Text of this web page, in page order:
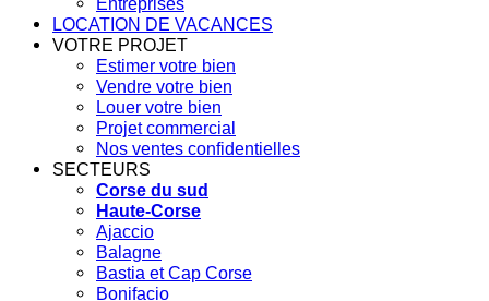
Entreprises
LOCATION DE VACANCES
VOTRE PROJET
Estimer votre bien
Vendre votre bien
Louer votre bien
Projet commercial
Nos ventes confidentielles
SECTEURS
Corse du sud
Haute-Corse
Ajaccio
Balagne
Bastia et Cap Corse
Bonifacio